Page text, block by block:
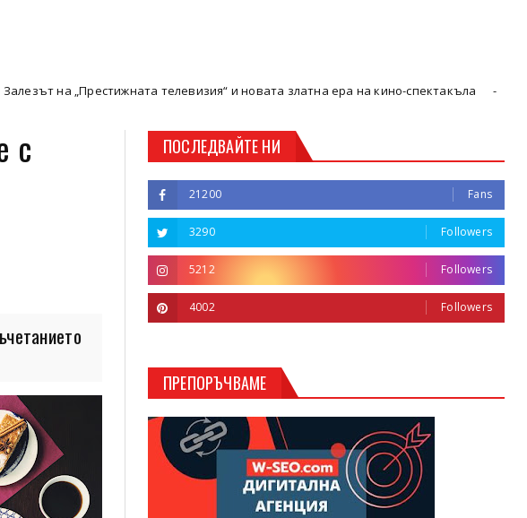
телевизия“ и новата златна ера на кино-спектакъла Кюстендил
с ПОСЛЕДВАЙТЕ НИ
21200 Fans
3290 Followers
5212 Followers
4002 Followers
ПРЕПОРЪЧВАМЕ